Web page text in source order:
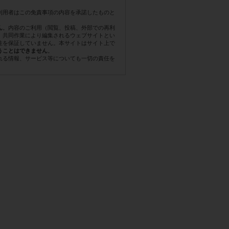
者はこの免責事項の内容を承諾したものと
。内容のご利用（閲覧、投稿、外部での再利
同作業により編集されるウェブサイトとい
保証していません。本サイトはサイト上で
ことはできません
情報、サービス等についても一切の責任を